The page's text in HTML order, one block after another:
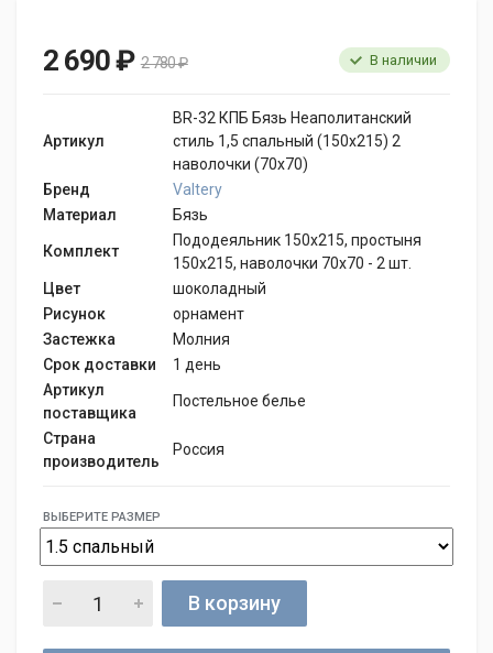
2 690 ₽ 2 780 ₽ В наличии
Артикул
BR-32 КПБ Бязь Неаполитанский
стиль 1,5 спальный (150х215) 2
наволочки (70х70)
Бренд
Valtery
Материал
Бязь
Комплект
Пододеяльник 150x215, простыня
150x215, наволочки 70x70 - 2 шт.
Цвет
шоколадный
Рисунок
орнамент
Застежка
Молния
Срок доставки
1 день
Артикул
поставщика
Постельное белье
Страна
производитель
Россия
ВЫБЕРИТЕ РАЗМЕР
В корзину